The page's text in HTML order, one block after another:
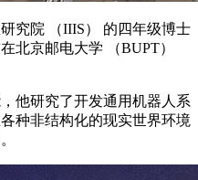
院 （IIIS） 的四年级博士
北京邮电大学 （BUPT）
研究了开发通用机器人系
种非结构化的现实世界环境